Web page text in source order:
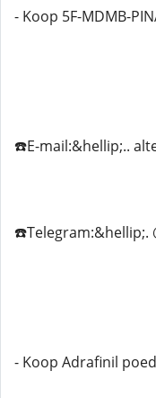
- Koop 5F-MDMB-
☎️E-mail:&hellip;..
☎️Telegram:&hellip;.
- Koop Adrafinil